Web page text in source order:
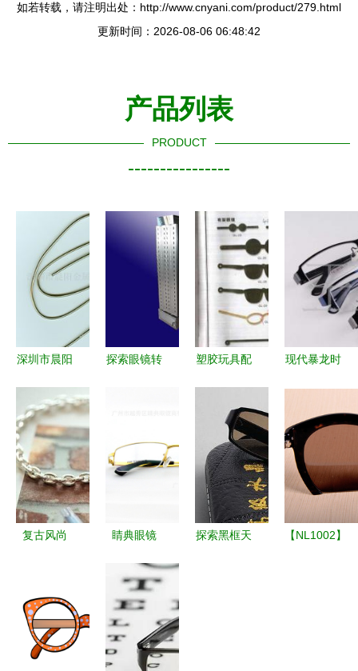
如若转载，请注明出处：http://www.cnyani.com/product/279.html
更新时间：2026-08-06 06:48:42
产品列表
PRODUCT
----------------
深圳市晨阳
眼镜及配件
全览
探索眼镜转
塑胶玩具配
玩具到创意
眼镜的跨界
应用
现代暴龙时
色可选，低
价批发的商
务与文教良
伴
复古风尚
太阳镜全方
位解析
睛典眼镜
钛眼镜，定
义时尚与舒
探索黑框天
【NL1002】